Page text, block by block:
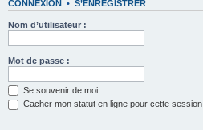
CONNEXION • S’ENREGISTRER
Nom d’utilisateur :
Mot de passe :
Se souvenir de moi
Cacher mon statut en ligne pour cette session